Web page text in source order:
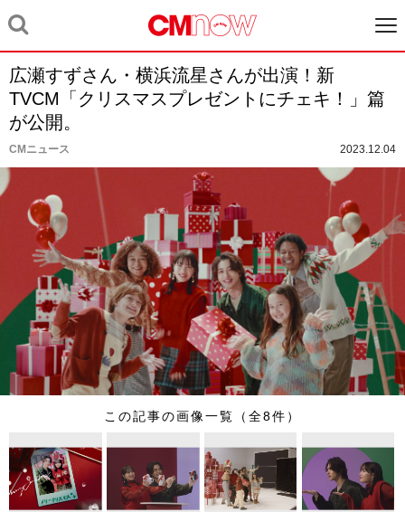
広瀬すずさん・横浜流星さんが出演！新
TVCM「クリスマスプレゼントにチェキ！」篇
が公開。
CMニュース 2023.12.04
この記事の画像一覧（全8件）